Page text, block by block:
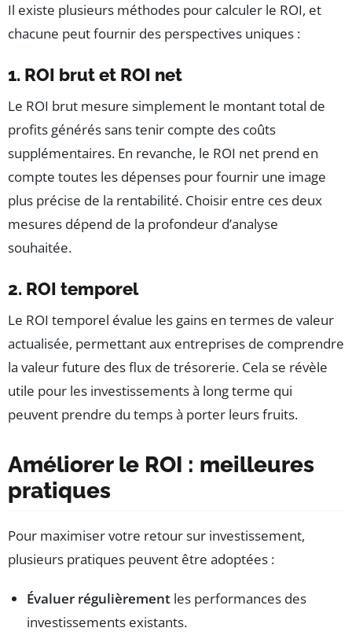
Il existe plusieurs méthodes pour calculer le ROI, et
chacune peut fournir des perspectives uniques :
1. ROI brut et ROI net
Le ROI brut mesure simplement le montant total de
profits générés sans tenir compte des coûts
supplémentaires. En revanche, le ROI net prend en
compte toutes les dépenses pour fournir une image
plus précise de la rentabilité. Choisir entre ces deux
mesures dépend de la profondeur d’analyse
souhaitée.
2. ROI temporel
Le ROI temporel évalue les gains en termes de valeur
actualisée, permettant aux entreprises de comprendre
la valeur future des flux de trésorerie. Cela se révèle
utile pour les investissements à long terme qui
peuvent prendre du temps à porter leurs fruits.
Améliorer le ROI : meilleures
pratiques
Pour maximiser votre retour sur investissement,
plusieurs pratiques peuvent être adoptées :
Évaluer régulièrement les performances des
investissements existants.